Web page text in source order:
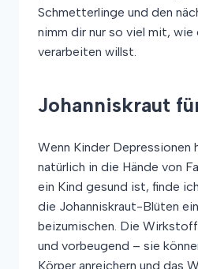
Schmetterlinge und den
nimm dir nur so viel mit, wie
verarbeiten willst.
Johanniskraut
Wenn Kinder Depressionen
natürlich in die Hände von
ein Kind gesund ist, finde
die Johanniskraut-Blüten
beizumischen. Die
und vorbeugend – sie
Körper anreichern und das